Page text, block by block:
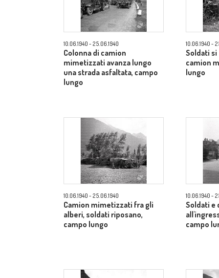
10.06.1940 - 25.06.1940
Colonna di camion
mimetizzati avanza lungo
una strada asfaltata, campo
lungo
10.06.1940 -
Soldati
camion
lungo
10.06.1940 - 25.06.1940
Camion mimetizzati fra gli
alberi, soldati riposano,
campo lungo
10.06.1940 -
Soldati e
campo